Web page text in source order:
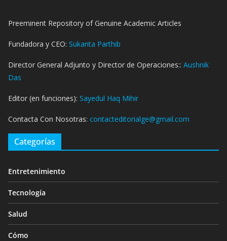
Preeminent Repository of Genuine Academic Articles
Fundadora y CEO: Sukanta Parthib
Director General Adjunto y Director de Operaciones:: Aushnik
Das
Editor (en funciones): Sayedul Haq Mihir
Contacta Con Nosotras: contacteditorialge@gmail.com
Categorías
Entretenimiento
Tecnología
Salud
Cómo